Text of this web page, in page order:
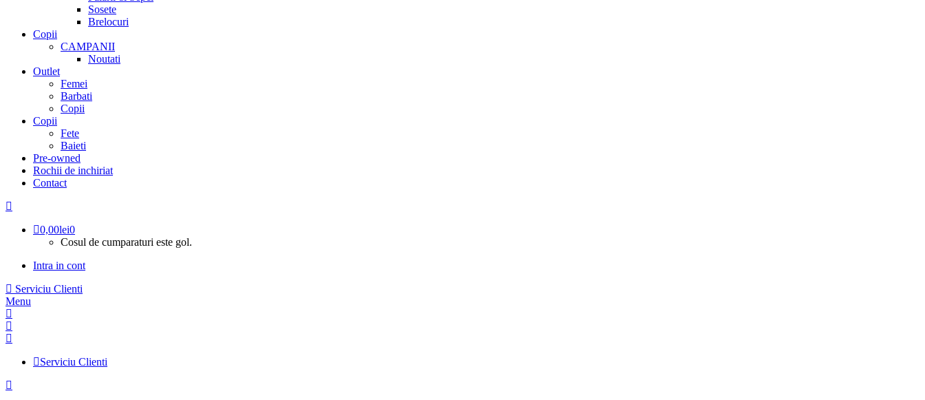
Sosete
Brelocuri
Copii
CAMPANII
Noutati
Outlet
Femei
Barbati
Copii
Copii
Fete
Baieti
Pre-owned
Rochii de inchiriat
Contact
0,00lei0
Cosul de cumparaturi este gol.
Intra in cont
Serviciu Clienti
Menu
Serviciu Clienti